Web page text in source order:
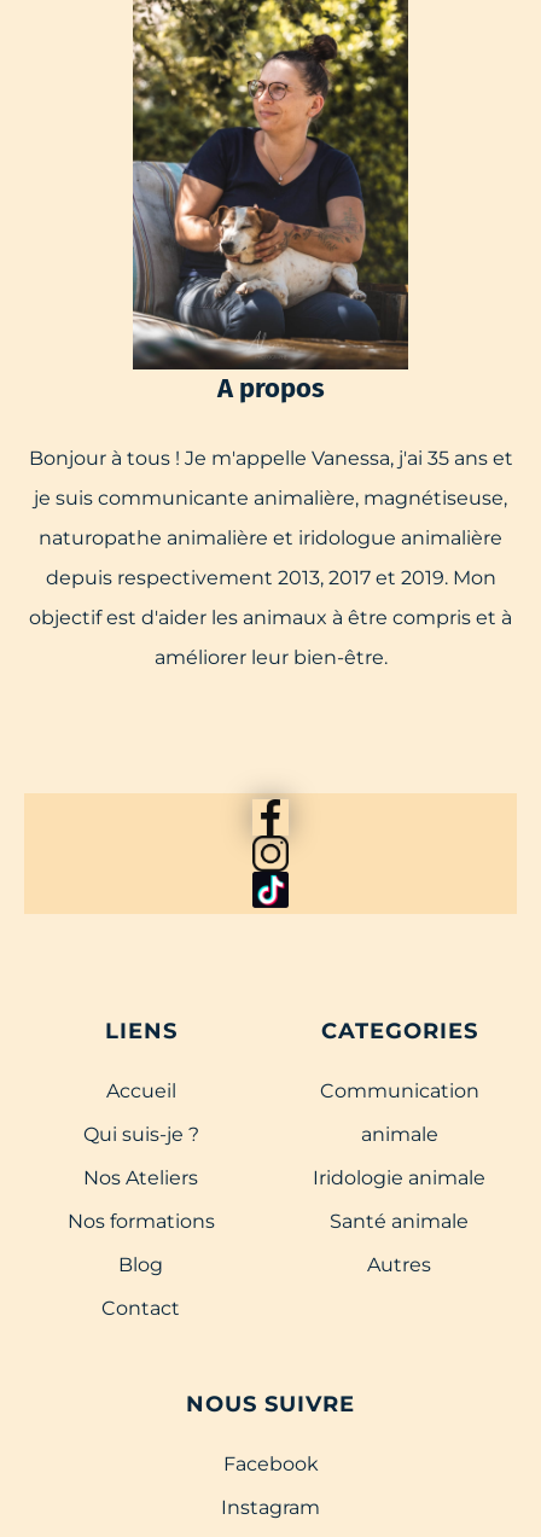
A propos
Bonjour à tous ! Je m'appelle Vanessa, j'ai 35 ans et
je suis communicante animalière, magnétiseuse,
naturopathe animalière et iridologue animalière
depuis respectivement 2013, 2017 et 2019. Mon
objectif est d'aider les animaux à être compris et à
améliorer leur bien-être.
LIENS
Accueil
Qui suis-je ?
Nos Ateliers
Nos formations
Blog
Contact
CATEGORIES
Communication
animale
Iridologie animale
Santé animale
Autres
NOUS SUIVRE
Facebook
Instagram